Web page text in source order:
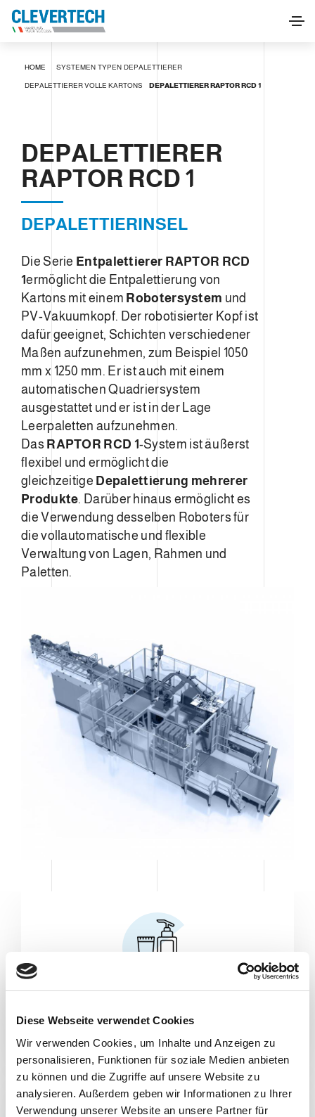
Diese Webseite verwendet Cookies
Wir verwenden Cookies, um Inhalte und Anzeigen zu
personalisieren, Funktionen für soziale Medien anbieten
zu können und die Zugriffe auf unsere Website zu
analysieren. Außerdem geben wir Informationen zu Ihrer
Verwendung unserer Website an unsere Partner für
HOME SYSTEMEN TYPEN DEPALETTIERER
DEPALETTIERER VOLLE KARTONS DEPALETTIERER RAPTOR RCD 1
DEPALETTIERER
RAPTOR RCD 1
DEPALETTIERINSEL
Die Serie Entpalettierer RAPTOR RCD
1ermöglicht die Entpalettierung von
Kartons mit einem Robotersystem und
PV-Vakuumkopf. Der robotisierter Kopf ist
dafür geeignet, Schichten verschiedener
Maßen aufzunehmen, zum Beispiel 1050
mm x 1250 mm. Er ist auch mit einem
automatischen Quadriersystem
ausgestattet und er ist in der Lage
Leerpaletten aufzunehmen.
Das RAPTOR RCD 1-System ist äußerst
flexibel und ermöglicht die
gleichzeitige Depalettierung mehrerer
Produkte. Darüber hinaus ermöglicht es
die Verwendung desselben Roboters für
die vollautomatische und flexible
Verwaltung von Lagen, Rahmen und
Paletten.
INFORMATIONEN ANFORDERN